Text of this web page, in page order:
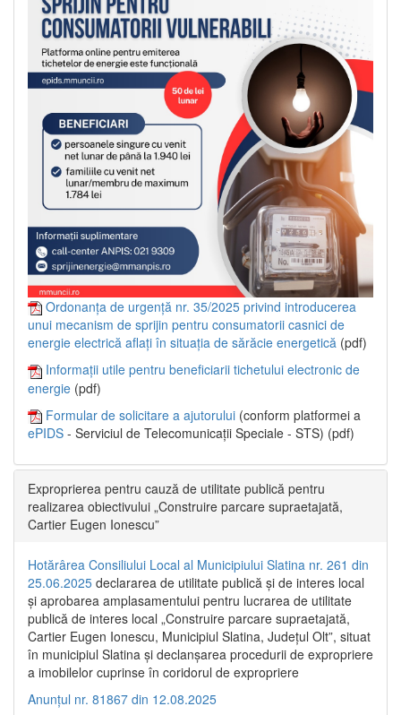
Ordonanța de urgență nr. 35/2025 privind introducerea
unui mecanism de sprijin pentru consumatorii casnici de
energie electrică aflați în situația de sărăcie energetică (pdf)
Informații utile pentru beneficiarii tichetului electronic de
energie (pdf)
Formular de solicitare a ajutorului (conform platformei a
ePIDS - Serviciul de Telecomunicații Speciale - STS) (pdf)
Exproprierea pentru cauză de utilitate publică pentru
realizarea obiectivului „Construire parcare supraetajată,
Cartier Eugen Ionescu”
Hotărârea Consiliului Local al Municipiului Slatina nr. 261 din
25.06.2025 declararea de utilitate publică și de interes local
și aprobarea amplasamentului pentru lucrarea de utilitate
publică de interes local „Construire parcare supraetajată,
Cartier Eugen Ionescu, Municipiul Slatina, Județul Olt”, situat
în municipiul Slatina și declanșarea procedurii de expropriere
a imobilelor cuprinse în coridorul de expropriere
Anunțul nr. 81867 din 12.08.2025